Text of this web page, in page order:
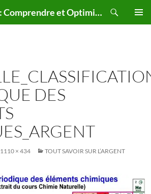
Chimie Naturelle : Comprendre et Optimiser le Corps Humain Naturellement
DES
1110 × 434
TOUT SAVOIR SUR L’ARGENT